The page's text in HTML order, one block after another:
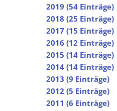
2019 (54 Einträge)
2018 (25 Einträge)
2017 (15 Einträge)
2016 (12 Einträge)
2015 (14 Einträge)
2014 (14 Einträge)
2013 (9 Einträge)
2012 (5 Einträge)
2011 (6 Einträge)